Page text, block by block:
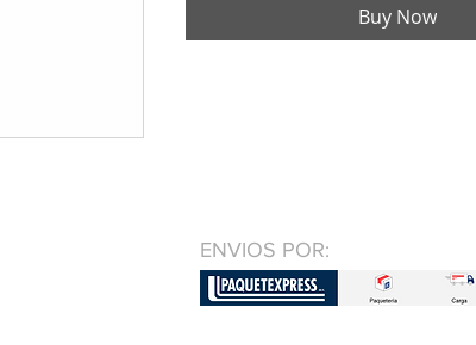
Buy Now
ENVIOS POR: